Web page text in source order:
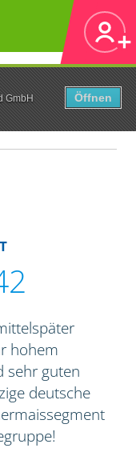
GmbH
Öffnen
hohem
sehr guten
deutsche